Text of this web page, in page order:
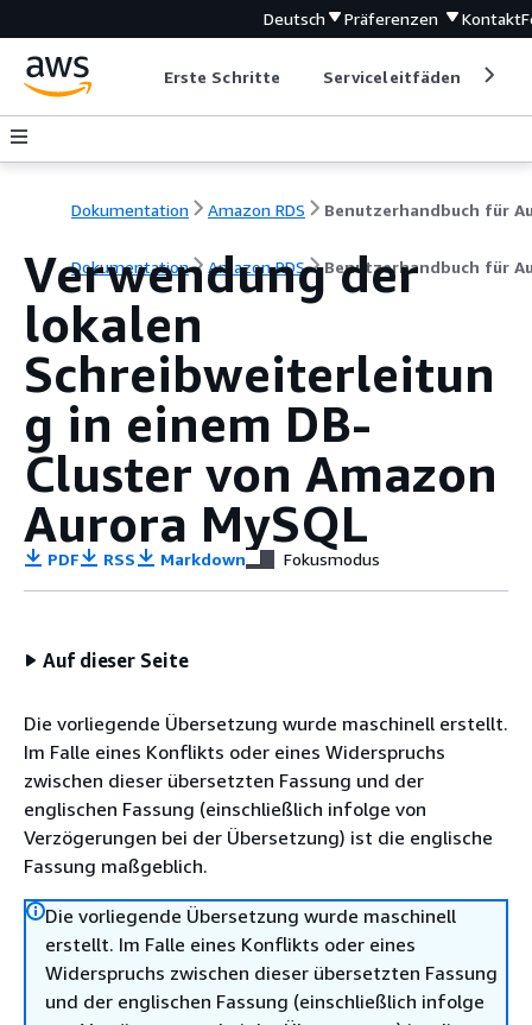
Deutsch Präferenzen Kontakt
Erste Schritte Serviceleitfäden
Dokumentation Amazon RDS
Dokumentation Amazon RDS Benutzerhandbuch für
Verwendung der
lokalen
Schreibweiterleitun
g in einem DB-
Cluster von Amazon
Aurora MySQL
PDF RSS Markdown Fokusmodus
Auf dieser Seite
Die vorliegende Übersetzung wurde maschinell erstellt.
Im Falle eines Konflikts oder eines Widerspruchs
zwischen dieser übersetzten Fassung und der
englischen Fassung (einschließlich infolge von
Verzögerungen bei der Übersetzung) ist die englische
Fassung maßgeblich.
Die vorliegende Übersetzung wurde maschinell
erstellt. Im Falle eines Konflikts oder eines
Widerspruchs zwischen dieser übersetzten Fassung
und der englischen Fassung (einschließlich infolge